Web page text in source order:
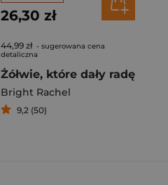
26,30 zł
44,99 zł - sugerowana cena
detaliczna
Żółwie, które dały radę
Bright Rachel
9,2 (50)